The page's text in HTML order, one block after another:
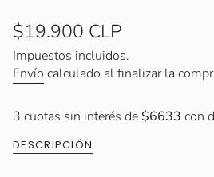
Precio
regular
$19.900 CLP
Impuestos incluidos.
Envío calculado al finalizar la
3 cuotas sin interés de$6633 con
DESCRIPCIÓN